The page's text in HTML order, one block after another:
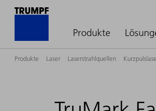
Produkte
Produkte Laser Laserstrahlquellen